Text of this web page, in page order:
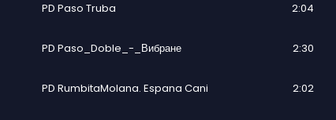
PD Paso Truba 2:04
PD Paso_Doble_-_Вибране 2:30
PD RumbitaMolana. Espana Cani 2:02